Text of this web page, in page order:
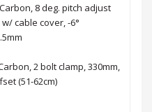
8 deg. pitch adjust
cable cover, -6°
2 bolt clamp, 330mm,
(51-62cm)